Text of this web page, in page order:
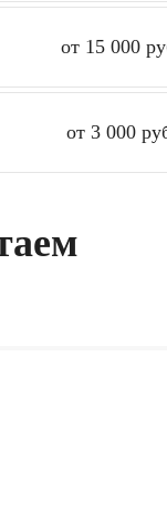
от 15 000
от 3 000